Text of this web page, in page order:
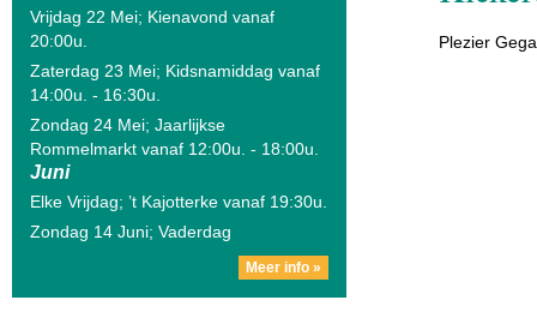
Plezier
Vrijdag 22 Mei; Kienavond vanaf
20:00u.
Zaterdag 23 Mei; Kidsnamiddag vanaf
14:00u. - 16:30u.
Zondag 24 Mei; Jaarlijkse
Rommelmarkt vanaf 12:00u. - 18:00u.
Juni
Elke Vrijdag; ’t Kajotterke vanaf 19:30u.
Zondag 14 Juni; Vaderdag
Meer info »